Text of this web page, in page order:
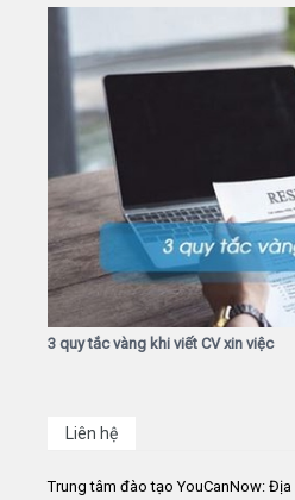
3 quy tắc vàng khi viết CV xin việc
Liên hệ
Trung tâm đào tạo YouCanNow: Địa